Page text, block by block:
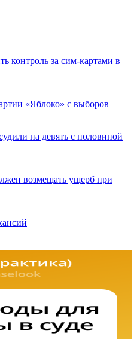
контроль за сим-картами в
«Яблоко» с выборов
на девять с половиной
возмещать ущерб при